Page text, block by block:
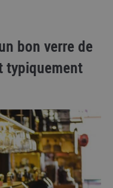
bon verre de
typiquement